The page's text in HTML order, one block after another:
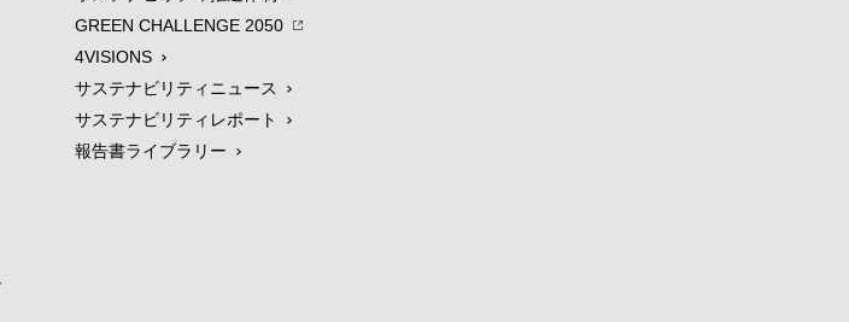
GREEN CHALLENGE 2050
4VISIONS
サステナビリティニュース
サステナビリティレポート
報告書ライブラリー